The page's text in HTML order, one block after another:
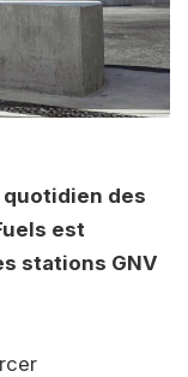
des
est
stations GNV